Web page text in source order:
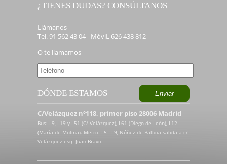
¿TIENES DUDAS? CONSÚLTANOS
Llámanos
Tel. 91 562 43 04 - MóviL 626 438 812
O te llamamos
DÓNDE ESTAMOS
C/Velázquez nº118, primer piso 28006 Madrid
Bus: L9, L19 y L51 (C/ Velázquez), L61 (Diego de León), L12
(María de Molina). Metro: L5 - L9, Núñez de Balboa salida a c/
Velázquez esq. Juan Bravo.